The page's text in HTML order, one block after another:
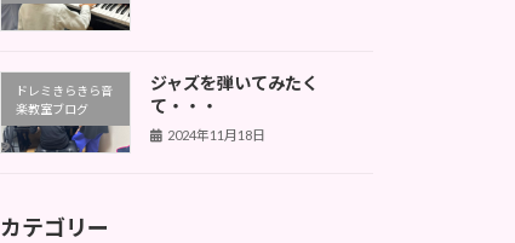
ドレミきらきら音
楽教室ブログ
ジャズを弾いてみたく
て・・・
2024年11月18日
カテゴリー